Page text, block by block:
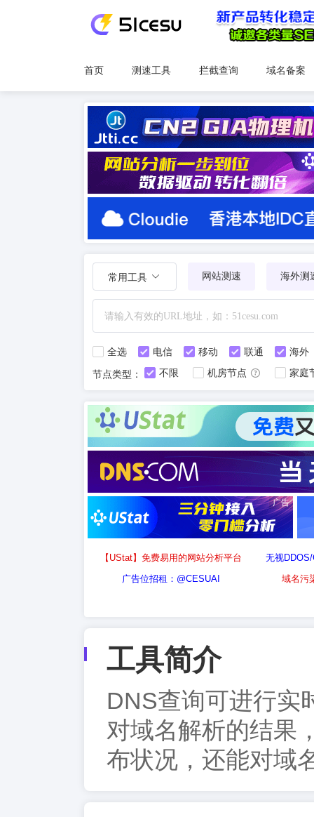
首页 测速工具 拦截查询 域名备案
常用工具 网站测速 海外测
全选 电信 移动 联通
海外
节点类型：
不限 机房节点 家庭
广告
【UStat】免费易用的网站分析平台
无视
广告位招租：@CESUAI
域名污
工具简介
DNS查询可进行实
对域名解析的结果
布状况，还能对域